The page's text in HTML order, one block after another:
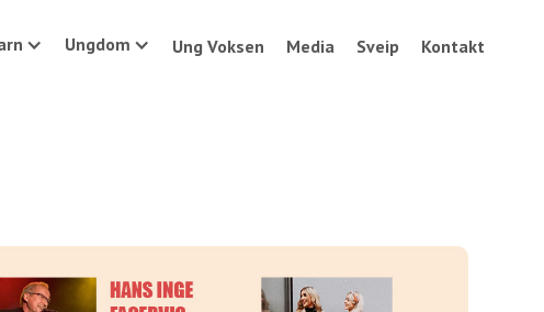
Ungdom Ung Voksen Media Sveip Kontakt